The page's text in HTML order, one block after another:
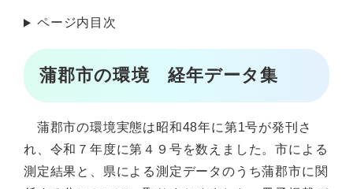
ページ内目次
蒲郡市の環境 経年データ集
蒲郡市の環境実態は昭和48年に第1号が発刊さ
れ、令和７年度に第４９号を数えました。市による
測定結果と、県による測定データのうち蒲郡市に関